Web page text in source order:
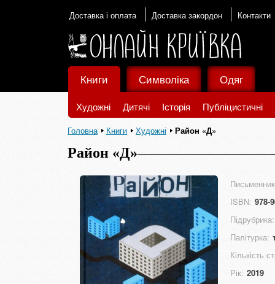
Доставка і оплата Доставка закордон Контакти
Книги
Художні Дитячі Історія Публіцистичні
Символіка Одяг
Головна Книги Художні Район «Д»
Район «Д»
ISBN: 978-
Підрубрика:
Палітурка:
Кількість
Рік: 2019